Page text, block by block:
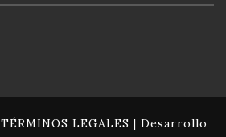
TÉRMINOS LEGALES | Desarrollo